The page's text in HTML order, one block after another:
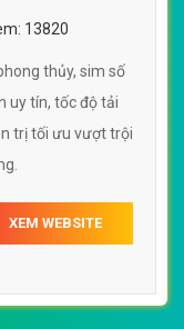
hiệu quả
13820
thủy, sim số
uy tín, tốc độ tải
trị tối ưu vượt trội
XEM WEBSITE